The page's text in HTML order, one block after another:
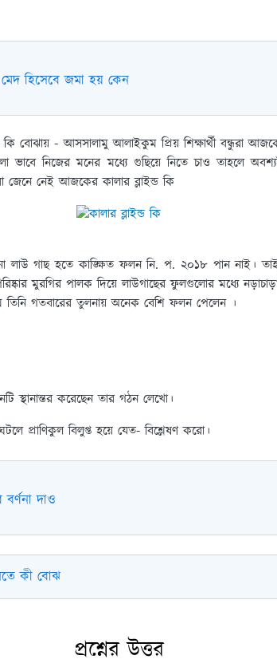
হিসেবে জমা হয় কেন
কি বোঝায় - আসসালামু আলাইকুম প্রিয় শিক্ষার্থী বন্ধুরা
ভাবে নিজের মনের মধ্যে গুছিয়ে নিতে চাও তাহলে
জেনে নেই আজকের কালার ব্লাইন্ড কি
লাউ গাছ হতে কাঙ্ক্ষিত ফলন নি. প. ২০১৮ পান নাই।
মুরগির পালক দিয়ে লাউগাছের ফুলগুলোর মধ্যে
গতবারের তুলনায় অনেক বেশি ফলন পেলেন ।
স্থানান্তর করেছেন তার গঠন লেখো।
প্রাণিকুল বিলুপ্ত হয়ে যেত- বিশ্লেষণ করো।
বর্ণনা দাও
কী বোঝ
প্রশ্নের উত্তর